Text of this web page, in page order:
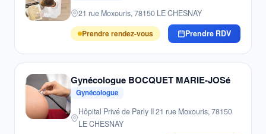
21 rue Moxouris, 78150 LE CHESNAY
Prendre rendez-vous
Prendre RDV
Gynécologue BOCQUET MARIE-JOSé
Gynécologue
Hôpital Privé de Parly II 21 rue Moxouris, 78150
LE CHESNAY